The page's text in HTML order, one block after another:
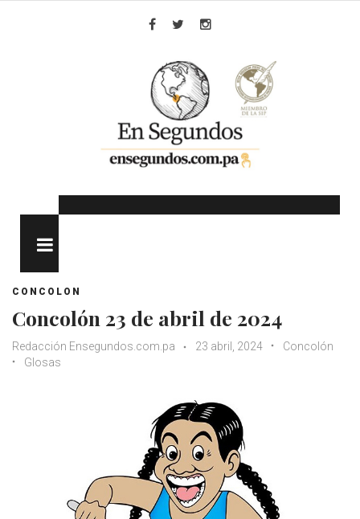
CONCOLON
Concolón 23 de abril de 2024
Redacción Ensegundos.com.pa 23 abril, 2024
Concolón
Glosas